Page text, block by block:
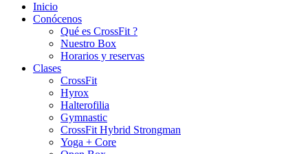
Inicio
Conócenos
Qué es CrossFit ?
Nuestro Box
Horarios y reservas
Clases
CrossFit
Hyrox
Halterofilia
Gymnastic
CrossFit Hybrid Strongman
Yoga + Core